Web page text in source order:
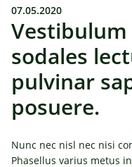
07.05.2020
sodales
pulvinar
posuere.
Nunc nec nisl nec nisi
Phasellus varius metus